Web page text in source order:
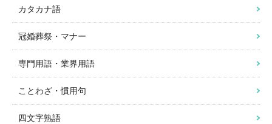
カタカナ語
冠婚葬祭・マナー
専門用語・業界用語
ことわざ・慣用句
四文字熟語